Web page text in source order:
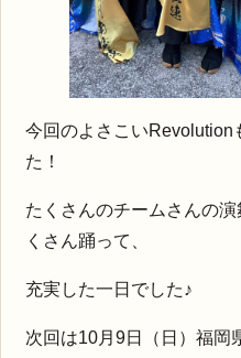
今回のよさこいRevolution
た！
たくさんのチームさんの
くさん踊って、
充実した一日でした♪
次回は10月9日（日）福岡